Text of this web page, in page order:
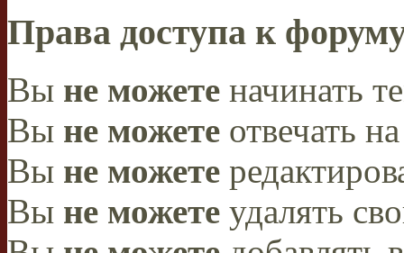
Права доступа к
Вы не можете начинать
Вы не можете отвечать
Вы не можете
Вы не можете удалять